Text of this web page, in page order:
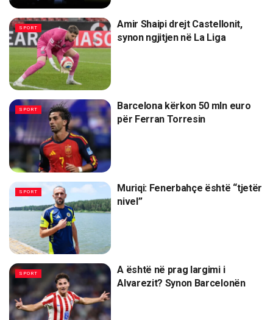
SPORT
Amir Shaipi drejt Castellonit,
synon ngjitjen në La Liga
SPORT
Barcelona kërkon 50 mln euro
për Ferran Torresin
SPORT
Muriqi: Fenerbahçe është “tjetër
nivel”
SPORT
A është në prag largimi i
Alvarezit? Synon Barcelonën